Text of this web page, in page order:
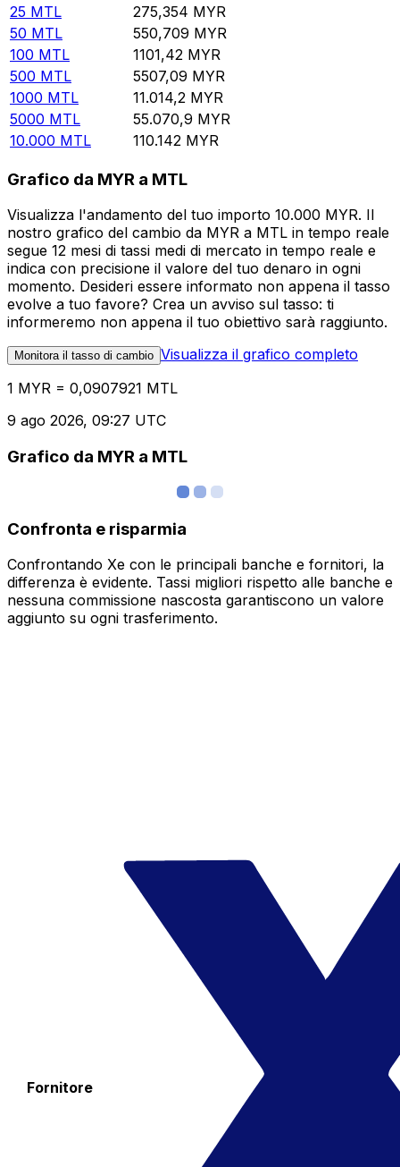
25 MTL 275,354 MYR
50 MTL 550,709 MYR
100 MTL 1101,42 MYR
500 MTL 5507,09 MYR
1000 MTL 11.014,2 MYR
5000 MTL 55.070,9 MYR
10.000 MTL 110.142 MYR
Grafico da MYR a MTL
Visualizza l'andamento del tuo importo 10.000 MYR. Il
nostro grafico del cambio da MYR a MTL in tempo reale
segue 12 mesi di tassi medi di mercato in tempo reale e
indica con precisione il valore del tuo denaro in ogni
momento. Desideri essere informato non appena il tasso
evolve a tuo favore? Crea un avviso sul tasso: ti
informeremo non appena il tuo obiettivo sarà raggiunto.
Monitora il tasso di cambio Visualizza il grafico completo
1 MYR = 0,0907921 MTL
9 ago 2026, 09:27 UTC
Grafico da MYR a MTL
Confronta e risparmia
Confrontando Xe con le principali banche e fornitori, la
differenza è evidente. Tassi migliori rispetto alle banche e
nessuna commissione nascosta garantiscono un valore
aggiunto su ogni trasferimento.
Fornitore